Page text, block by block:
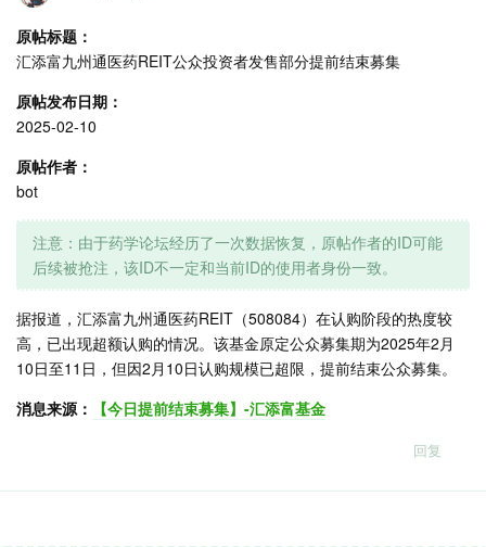
原帖标题：
汇添富九州通医药REIT公众投资者发售部分提前结束募集
原帖发布日期：
2025-02-10
原帖作者：
bot
注意：由于药学论坛经历了一次数据恢复，原帖作者的ID可能
后续被抢注，该ID不一定和当前ID的使用者身份一致。
据报道，汇添富九州通医药REIT（508084）在认购阶段的热度较
高，已出现超额认购的情况。该基金原定公众募集期为2025年2月
10日至11日，但因2月10日认购规模已超限，提前结束公众募集。
消息来源：
【今日提前结束募集】-汇添富基金
回复